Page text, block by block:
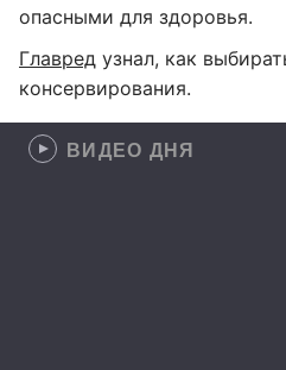
опасными для здоровья.
Главред узнал, как
консервирования.
ВИДЕО ДНЯ